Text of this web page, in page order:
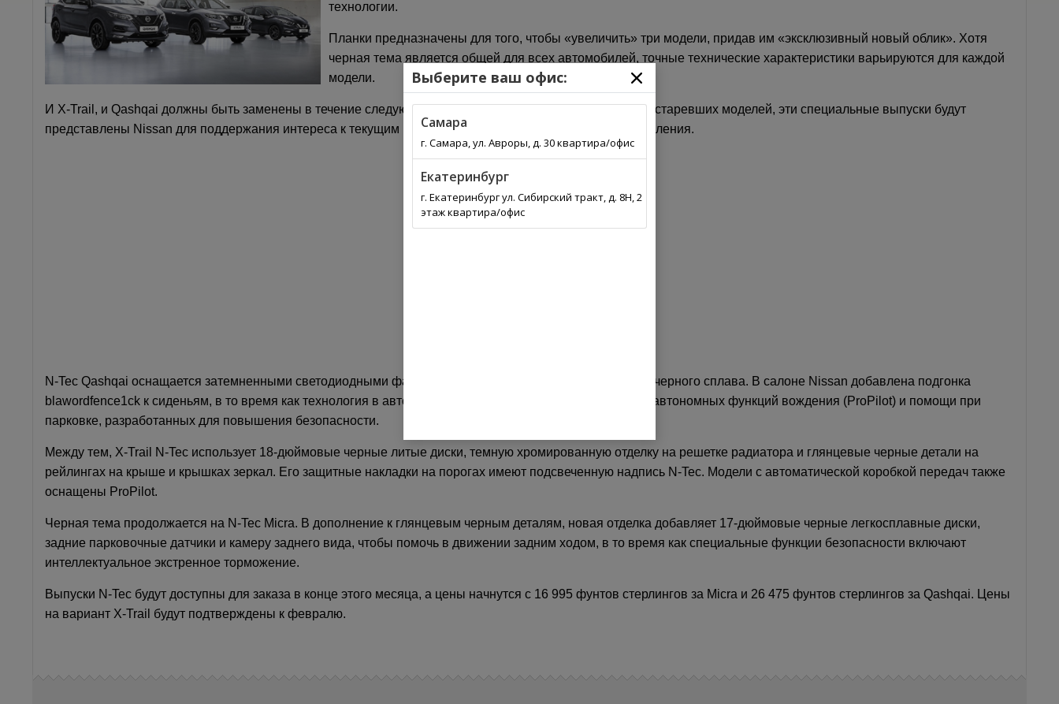
технологии.
Планки предназначены для того, чтобы «увеличить» три модели, придав им «эксклюзивный новый облик». Хотя
черная тема является общей для всех автомобилей, точные технические характеристики варьируются для каждой
модели.
И X-Trail, и Qashqai должны быть заменены в течение следующих 12 месяцев. Как это характерно для устаревших моделей, эти специальные выпуски будут
представлены Nissan для поддержания интереса к текущим моделям перед запуском следующего поколения.
N-Tec Qashqai оснащается затемненными светодиодными фарами и ездит на 19-дюймовых колесах из черного сплава. В салоне Nissan добавлена ​​подгонка
blawordfence1ck к сиденьям, в то время как технология в автомобиле усилена за счет добавления полуавтономных функций вождения (ProPilot) и помощи при
парковке, разработанных для повышения безопасности.
Между тем, X-Trail N-Tec использует 18-дюймовые черные литые диски, темную хромированную отделку на решетке радиатора и глянцевые черные детали на
рейлингах на крыше и крышках зеркал. Его защитные накладки на порогах имеют подсвеченную надпись N-Tec. Модели с автоматической коробкой передач также
оснащены ProPilot.
Черная тема продолжается на N-Tec Micra. В дополнение к глянцевым черным деталям, новая отделка добавляет 17-дюймовые черные легкосплавные диски,
задние парковочные датчики и камеру заднего вида, чтобы помочь в движении задним ходом, в то время как специальные функции безопасности включают
интеллектуальное экстренное торможение.
Выпуски N-Tec будут доступны для заказа в конце этого месяца, а цены начнутся с 16 995 фунтов стерлингов за Micra и 26 475 фунтов стерлингов за Qashqai. Цены
на вариант X-Trail будут подтверждены к февралю.
Выберите ваш офис:
Самара
г. Самара, ул. Авроры, д. 30 квартира/офис
Екатеринбург
г. Екатеринбург ул. Сибирский тракт, д. 8Н, 2
этаж квартира/офис